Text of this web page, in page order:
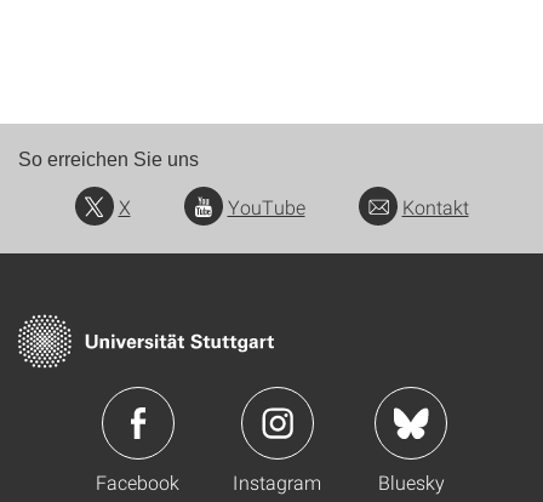
So erreichen Sie uns
X YouTube Kontakt
Facebook Instagram Bluesky